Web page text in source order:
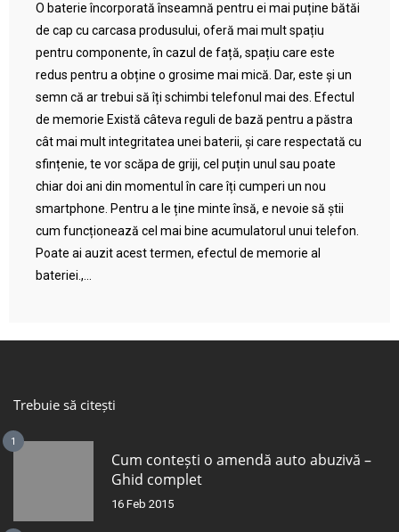
O baterie încorporată înseamnă pentru ei mai puține bătăi
de cap cu carcasa produsului, oferă mai mult spațiu
pentru componente, în cazul de față, spațiu care este
redus pentru a obține o grosime mai mică. Dar, este și un
semn că ar trebui să îți schimbi telefonul mai des. Efectul
de memorie Există câteva reguli de bază pentru a păstra
cât mai mult integritatea unei baterii, și care respectată cu
sfințenie, te vor scăpa de griji, cel puțin unul sau poate
chiar doi ani din momentul în care îți cumperi un nou
smartphone. Pentru a le ține minte însă, e nevoie să știi
cum funcționează cel mai bine acumulatorul unui telefon.
Poate ai auzit acest termen, efectul de memorie al
bateriei.,...
Trebuie să citești
1
Cum contești o amendă auto abuzivă –
Ghid complet
16 Feb 2015